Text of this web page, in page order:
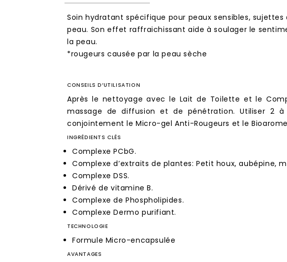
Soin hydratant spécifique pour peaux sensibles,
peau. Son effet raffraichissant aide à soulager le
la peau.
*rougeurs causée par la peau sèche
CONSEILS D’UTILISATION
Après le nettoyage avec le Lait de Toilette et le
massage de diffusion et de pénétration. Utiliser 2
conjointement le Micro-gel Anti-Rougeurs et le Bioarome
INGRÉDIENTS CLÉS
Complexe PCbG.
Complexe d’extraits de plantes: Petit houx, aubépine,
Complexe DSS.
Dérivé de vitamine B.
Complexe de Phospholipides.
Complexe Dermo purifiant.
TECHNOLOGIE
Formule Micro-encapsulée
AVANTAGES